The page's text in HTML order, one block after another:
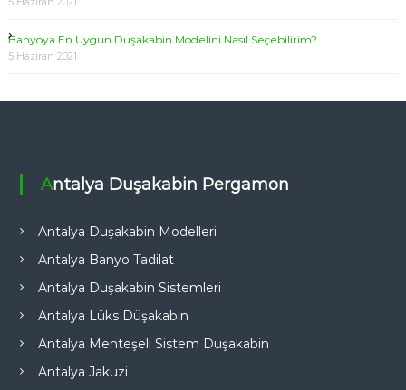
Banyoya En Uygun Duşakabin Modelini Nasıl Seçebilirim?
5 Haziran 2021
Antalya Duşakabin Pergamon
Antalya Duşakabin Modelleri
Antalya Banyo Tadilat
Antalya Duşakabin Sistemleri
Antalya Lüks Düşakabin
Antalya Menteşeli Sistem Duşakabin
Antalya Jakuzi